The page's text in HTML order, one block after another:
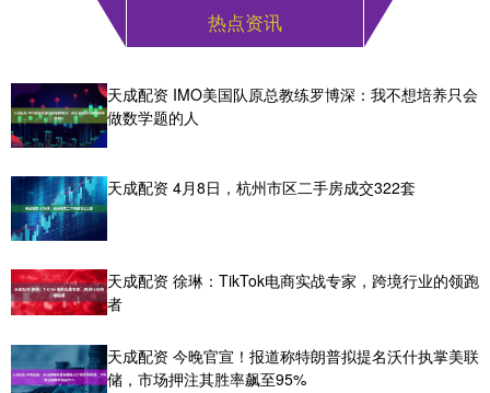
热点资讯
天成配资 IMO美国队原总教练罗博深：我不想培养只会
做数学题的人
天成配资 4月8日，杭州市区二手房成交322套
天成配资 徐琳：TikTok电商实战专家，跨境行业的领跑
者
天成配资 今晚官宣！报道称特朗普拟提名沃什执掌美联
储，市场押注其胜率飙至95%